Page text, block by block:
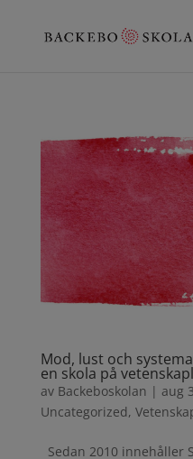
Mod, lust och
en skola på
av Backeboskolan | aug
Uncategorized,
Sedan 2010 innehåller